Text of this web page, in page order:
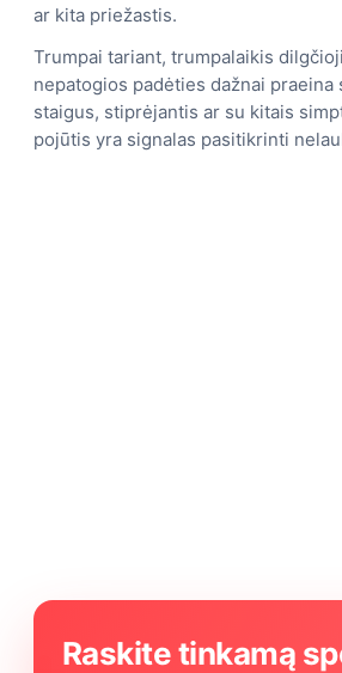
ar kita priežastis.
Trumpai tariant, trumpalaikis
nepatogios padėties dažnai praeina
staigus, stiprėjantis ar su kitais
pojūtis yra signalas pasitikrinti
Raskite tinkamą